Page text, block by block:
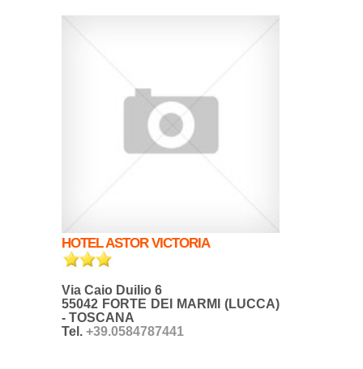
HOTEL ASTOR VICTORIA
Via Caio Duilio 6
55042 FORTE DEI MARMI (LUCCA)
- TOSCANA
Tel. +39.0584787441